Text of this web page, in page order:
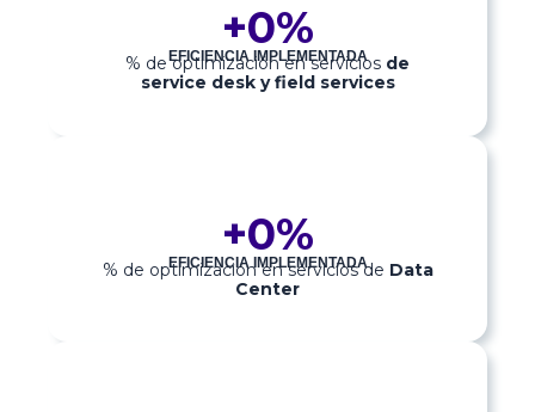
+0%
EFICIENCIA IMPLEMENTADA
% de optimización en servicios de
service desk y field services
+0%
EFICIENCIA IMPLEMENTADA
% de optimización en servicios de Data
Center